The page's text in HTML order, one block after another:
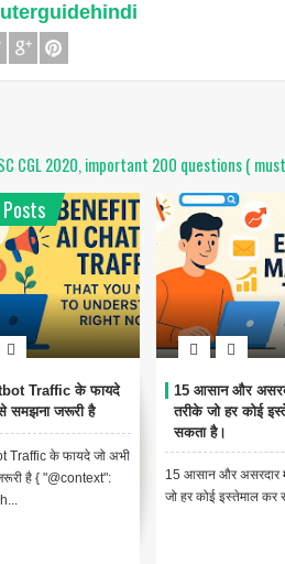
CGL 2020, important 200 questions (
Traffic के फायदे
समझना जरूरी है
Traffic के फायदे जो अभी
है { "@context":
15 आसान और
तरीके जो हर कोई
सकता है।
15 आसान और असरदार
जो हर कोई इस्तेमाल कर